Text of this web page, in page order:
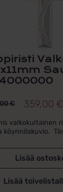
€
€.
359,00 €
€.
valkokultainen
köynnöskuvio.
Lisää
Lisää